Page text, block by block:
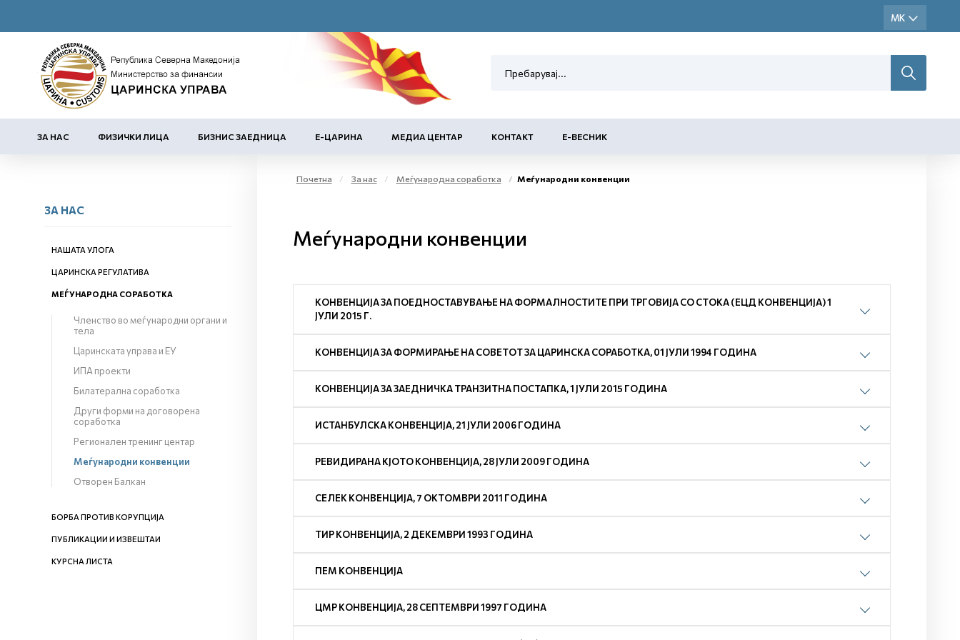
ЗА НАС ФИЗИЧКИ ЛИЦА БИЗНИС ЗАЕДНИЦА Е-ЦАРИНА МЕДИА ЦЕНТАР КОНТАКТ Е-ВЕСНИК
ЗА НАС
НАШАТА УЛОГА
ЦАРИНСКА РЕГУЛАТИВА
МЕЃУНАРОДНА СОРАБОТКА
Членство во меѓународни органи и
тела
Царинската управа и ЕУ
ИПА проекти
Билатерална соработка
Други форми на договорена
соработка
Регионален тренинг центар
Меѓународни конвенции
Отворен Балкан
БОРБА ПРОТИВ КОРУПЦИЈА
ПУБЛИКАЦИИ И ИЗВЕШТАИ
КУРСНА ЛИСТА
Почетна За нас Меѓународна соработка Меѓународни конвенции
Меѓународни конвенции
КОНВЕНЦИЈА ЗА ПОЕДНОСТАВУВАЊЕ НА ФОРМАЛНОСТИТЕ ПРИ ТРГОВИЈА СО СТОКА (ЕЦД КОНВЕНЦИЈА) 1
ЈУЛИ 2015 Г.
КОНВЕНЦИЈА ЗА ФОРМИРАЊЕ НА СОВЕТОТ ЗА ЦАРИНСКА СОРАБОТКА, 01 ЈУЛИ 1994 ГОДИНА
КОНВЕНЦИЈА ЗА ЗАЕДНИЧКА ТРАНЗИТНА ПОСТАПКА, 1 ЈУЛИ 2015 ГОДИНА
ИСТАНБУЛСКА КОНВЕНЦИЈА, 21 ЈУЛИ 2006 ГОДИНА
РЕВИДИРАНА КЈОТО КОНВЕНЦИЈА, 28 ЈУЛИ 2009 ГОДИНА
СЕЛЕК КОНВЕНЦИЈА, 7 ОКТОМВРИ 2011 ГОДИНА
ТИР КОНВЕНЦИЈА, 2 ДЕКЕМВРИ 1993 ГОДИНА
ПEM КОНВЕНЦИЈА
ЦМР КОНВЕНЦИЈА, 28 СЕПТЕМВРИ 1997 ГОДИНА